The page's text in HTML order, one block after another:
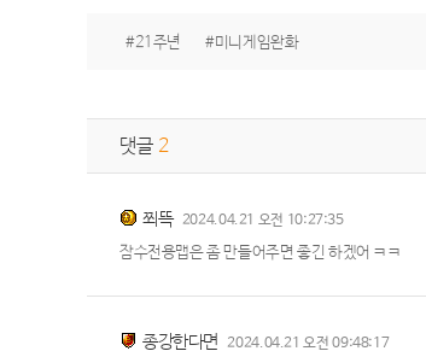
#21주년 #미니게임완화
댓글 2
쬐뜩 2024.04.21 오전 10:27:35
잠수전용맵은 좀 만들어주면 좋긴 하겠어 ㅋㅋ
종강한다면 2024.04.21 오전 09:48:17